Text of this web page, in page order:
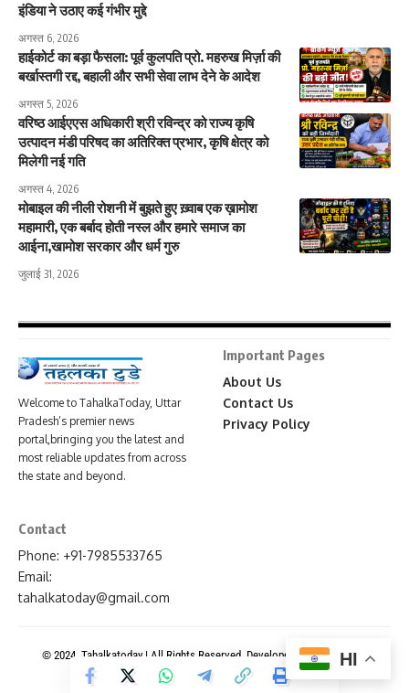
इंडिया ने उठाए कई गंभीर मुद्दे
अगस्त 6, 2026
हाईकोर्ट का बड़ा फैसला: पूर्व कुलपति प्रो. महरुख मिर्ज़ा की
बर्खास्तगी रद्द, बहाली और सभी सेवा लाभ देने के आदेश
अगस्त 5, 2026
वरिष्ठ आईएएस अधिकारी श्री रविन्द्र को राज्य कृषि
उत्पादन मंडी परिषद का अतिरिक्त प्रभार, कृषि क्षेत्र को
मिलेगी नई गति
अगस्त 4, 2026
मोबाइल की नीली रोशनी में बुझते हुए ख़्वाब एक ख़ामोश
महामारी, एक बर्बाद होती नस्ल और हमारे समाज का
आईना,खामोश सरकार और धर्म गुरु
जुलाई 31, 2026
Welcome to TahalkaToday, Uttar
Pradesh’s premier news
portal,bringing you the latest and
most reliable updates from across
the state and beyond.
Important Pages
About Us
Contact Us
Privacy Policy
Contact
Phone: +91-7985533765
Email:
tahalkatoday@gmail.com
© 2024. Tahalkatoday | All Rights Reserved. Developed ByNews Portal
Development Company
HI